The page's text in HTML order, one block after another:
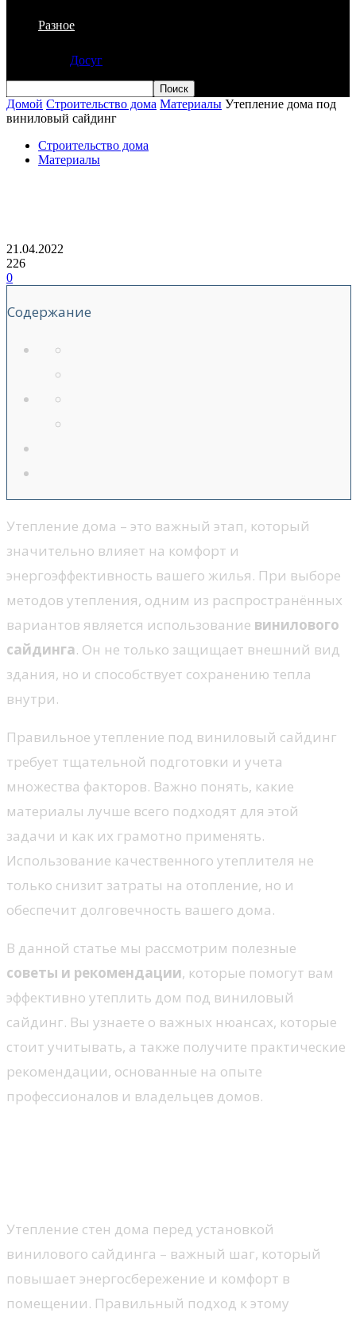
Разное
Досуг
Домой Строительство дома Материалы Утепление дома под
виниловый сайдинг
Строительство дома
Материалы
21.04.2022
226
0
Содержание
Утепление дома – это важный этап, который
значительно влияет на комфорт и
энергоэффективность вашего жилья. При выборе
методов утепления, одним из распространённых
вариантов является использование винилового
сайдинга. Он не только защищает внешний вид
здания, но и способствует сохранению тепла
внутри.
Правильное утепление под виниловый сайдинг
требует тщательной подготовки и учета
множества факторов. Важно понять, какие
материалы лучше всего подходят для этой
задачи и как их грамотно применять.
Использование качественного утеплителя не
только снизит затраты на отопление, но и
обеспечит долговечность вашего дома.
В данной статье мы рассмотрим полезные
советы и рекомендации, которые помогут вам
эффективно утеплить дом под виниловый
сайдинг. Вы узнаете о важных нюансах, которые
стоит учитывать, а также получите практические
рекомендации, основанные на опыте
профессионалов и владельцев домов.
Утепление стен дома перед установкой
винилового сайдинга – важный шаг, который
повышает энергосбережение и комфорт в
помещении. Правильный подход к этому